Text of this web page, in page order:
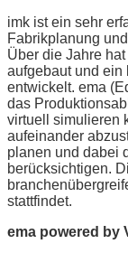
imk ist ein sehr
Fabrikplanung
Über die Jahre
aufgebaut und ein
entwickelt. ema
das
virtuell simulieren
aufeinander
planen und dabei
berücksichtigen.
stattfindet.
ema powered by